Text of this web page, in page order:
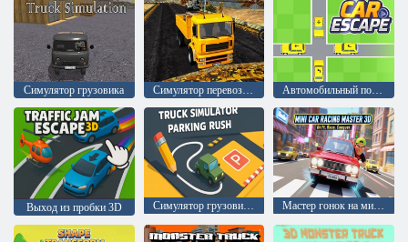
Симулятор грузовика Симулятор перевозки длинномерного прицепа Автомобильный побег
Выход из пробки 3D Симулятор грузовика Парковка Мастер гонок на мини-машинках 3D